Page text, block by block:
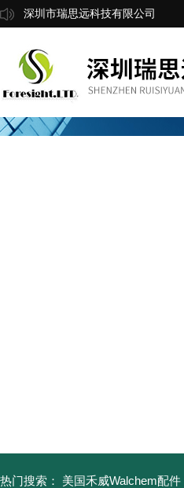
深圳市瑞思远科技有限公司
热门搜索： 美国禾威Walchem配件